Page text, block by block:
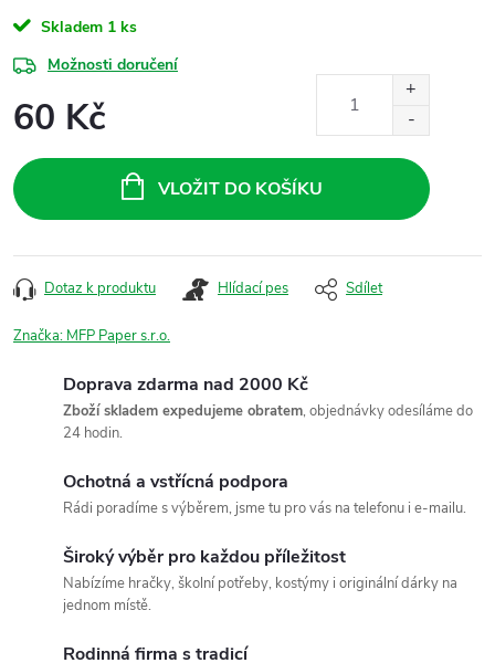
Skladem 1 ks
Možnosti doručení
60 Kč
cena:
VLOŽIT DO KOŠÍKU
Dotaz k produktu Hlídací pes Sdílet
Značka: MFP Paper s.r.o.
Doprava zdarma nad 2000 Kč
Zboží skladem expedujeme obratem, objednávky odesíláme do
24 hodin.
Ochotná a vstřícná podpora
Rádi poradíme s výběrem, jsme tu pro vás na telefonu i e-mailu.
Široký výběr pro každou příležitost
Nabízíme hračky, školní potřeby, kostýmy i originální dárky na
jednom místě.
Rodinná firma s tradicí